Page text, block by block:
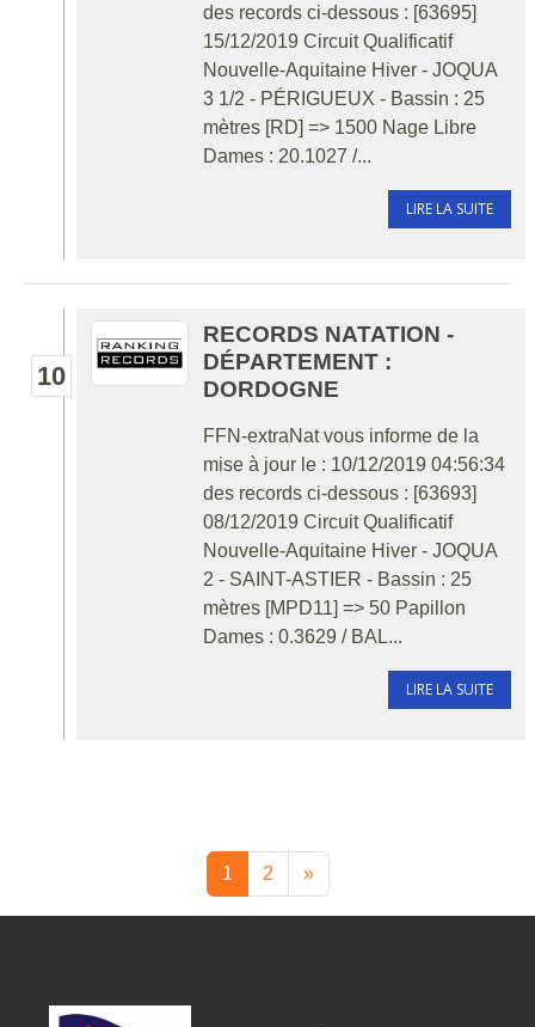
des records ci-dessous : [63695]
15/12/2019 Circuit Qualificatif
Nouvelle-Aquitaine Hiver - JOQUA
3 1/2 - PÉRIGUEUX - Bassin : 25
mètres [RD] => 1500 Nage Libre
Dames : 20.1027 /...
LIRE LA SUITE
10
RECORDS NATATION -
DÉPARTEMENT :
DORDOGNE
FFN-extraNat vous informe de la
mise à jour le : 10/12/2019 04:56:34
des records ci-dessous : [63693]
08/12/2019 Circuit Qualificatif
Nouvelle-Aquitaine Hiver - JOQUA
2 - SAINT-ASTIER - Bassin : 25
mètres [MPD11] => 50 Papillon
Dames : 0.3629 / BAL...
LIRE LA SUITE
1 2 »